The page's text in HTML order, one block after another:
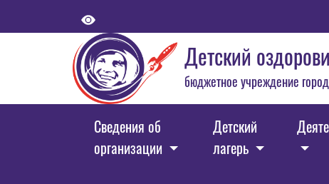
Детский
бюджетное учреждение
Сведения об
организации
Детский
лагерь